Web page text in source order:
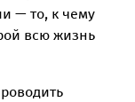
— то, к чему
всю жизнь